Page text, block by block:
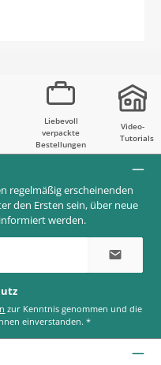
Liebevoll
verpackte
Bestellungen
Video-
Tutorials
regelmäßig erscheinenden
den Ersten sein, über neue
werden.
einverstanden.*